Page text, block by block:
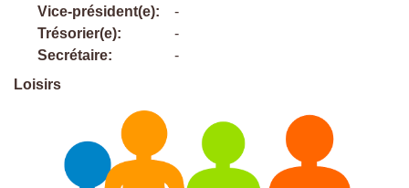
Vice-président(e):
Trésorier(e):
Secrétaire:
-
-
-
Loisirs